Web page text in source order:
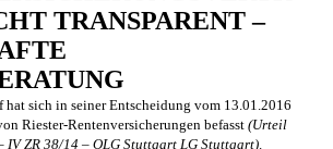
TRANSPARENT –
hat sich in seiner Entscheidung vom 13.01.2016
Riester-Rentenversicherungen befasst(Urteil
IV ZR 38/14 – OLG Stuttgart LG Stuttgart).